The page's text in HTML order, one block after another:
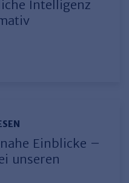
Intelligenz
Einblicke –
unseren